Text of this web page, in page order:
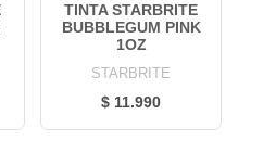
TINTA STARBRITE
BUBBLEGUM PINK
1OZ
STARBRITE
$ 11.990